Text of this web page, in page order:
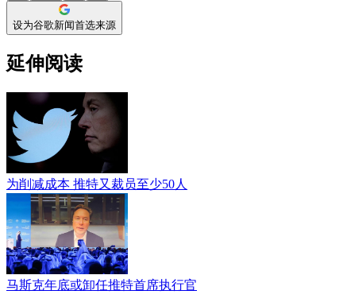
设为谷歌新闻首选来源
延伸阅读
为削减成本 推特又裁员至少50人
马斯克年底或卸任推特首席执行官